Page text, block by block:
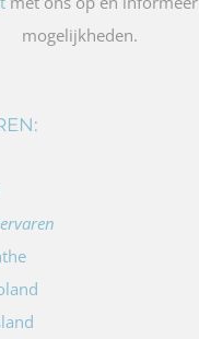
mogelijkheden.